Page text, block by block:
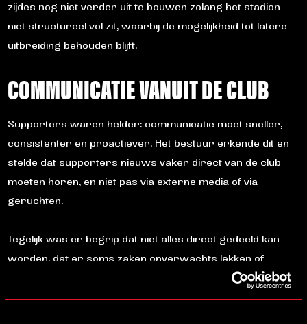
zijdes nog niet verder uit te bouwen zolang het stadion
niet structureel vol zit, waarbij de mogelijkheid tot latere
uitbreiding behouden blijft.
COMMUNICATIE VANUIT DE CLUB
Supporters waren helder: communicatie moet sneller,
consistenter en proactiever. Het bestuur erkende dit en
stelde dat supporters nieuws vaker direct van de club
moeten horen, en niet pas via externe media of via
geruchten.
Tegelijk was er begrip dat niet alles direct gedeeld kan
worden, dat er soms zaken onverwachts lekken of
geruchten worden verspreid. De gezamenlijke conclusie:
wat wél gedeeld kan worden, moet duidelijk en gelijktijdig